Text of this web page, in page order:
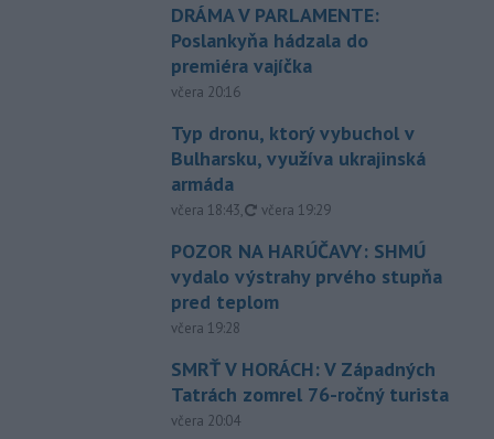
DRÁMA V PARLAMENTE:
Poslankyňa hádzala do
premiéra vajíčka
včera 20:16
Typ dronu, ktorý vybuchol v
Bulharsku, využíva ukrajinská
armáda
včera 18:43, aktualizované
včera 19:29
POZOR NA HARÚČAVY: SHMÚ
vydalo výstrahy prvého stupňa
pred teplom
včera 19:28
SMRŤ V HORÁCH: V Západných
Tatrách zomrel 76-ročný turista
včera 20:04